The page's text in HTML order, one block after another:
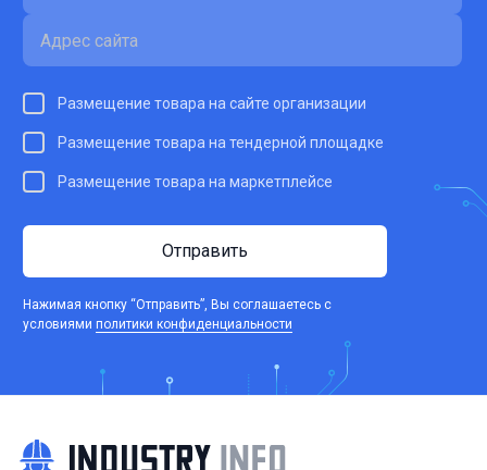
Размещение товара на сайте организации
Размещение товара на тендерной площадке
Размещение товара на маркетплейсе
Отправить
Нажимая кнопку “Отправить”, Вы соглашаетесь c
условиями политики конфиденциальности